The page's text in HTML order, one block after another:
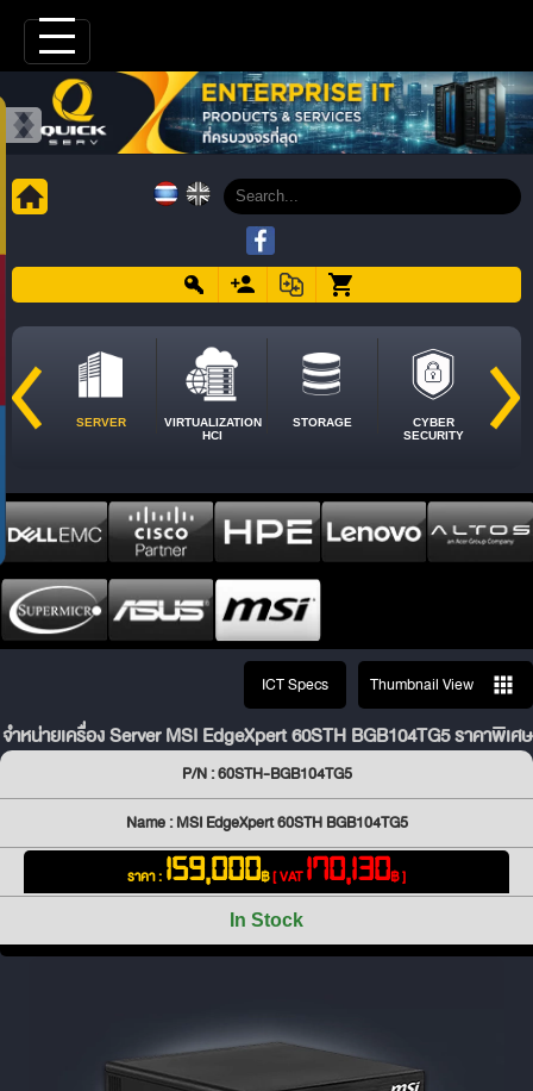
SERVER
VIRTUALIZATION
HCI
STORAGE
CYBER
SECURITY
ICT Specs Thumbnail View
จำหน่ายเครื่อง Server MSI EdgeXpert 60STH BGB104TG5 ราคาพิเศษ
P/N : 60STH-BGB104TG5
Name : MSI EdgeXpert 60STH BGB104TG5
ราคา : 159,000฿[ VAT170,130฿ ]
In Stock